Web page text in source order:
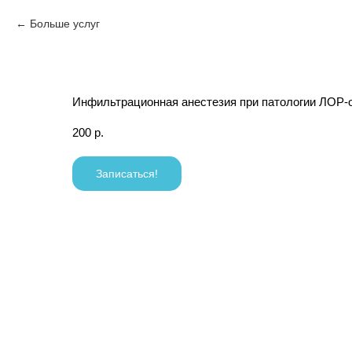
Больше услуг
Инфильтрационная анестезия при патологии ЛОР-
200 р.
Записаться!